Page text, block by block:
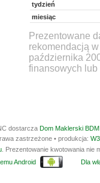
tydzień
miesiąc
Prezentowane
rekomendacją
października
finansowych lub
dostarcza Dom Maklerski
zastrzeżone • produkcja:
. Prezentowanie kwotowania
Android Dla